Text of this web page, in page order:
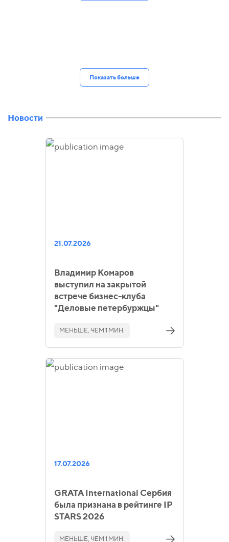
Показать больше
Новости
21.07.2026
Владимир Комаров
выступил на закрытой
встрече бизнес-клуба
"Деловые петербуржцы"
МЕНЬШЕ, ЧЕМ 1 МИН.
17.07.2026
GRATA International Сербия
была признана в рейтинге IP
STARS 2026
МЕНЬШЕ, ЧЕМ 1 МИН.